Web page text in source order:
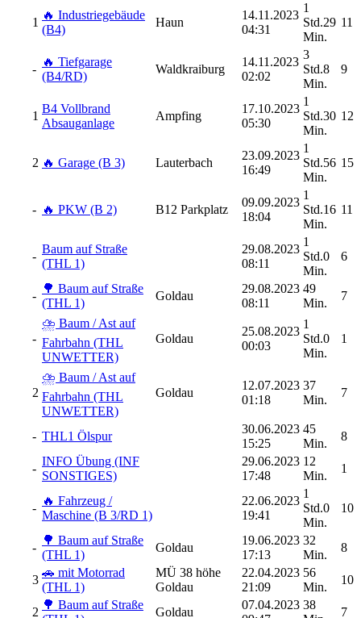
1
🔥 Industriegebäude
(B4)
Haun
14.11.2023
04:31
1
Std.29
Min.
11
-
🔥 Tiefgarage
(B4/RD)
Waldkraiburg
14.11.2023
02:02
3
Std.8
Min.
9
1
B4 Vollbrand
Absauganlage
Ampfing
17.10.2023
05:30
1
Std.30
Min.
12
2 🔥 Garage (B 3) Lauterbach
23.09.2023
16:49
1
Std.56
Min.
15
- 🔥 PKW (B 2) B12 Parkplatz
09.09.2023
18:04
1
Std.16
Min.
11
-
Baum auf Straße
(THL 1)
29.08.2023
08:11
1
Std.0
Min.
6
-
🌳 Baum auf Straße
(THL 1)
Goldau
29.08.2023
08:11
49
Min.
7
-
⛈️ Baum / Ast auf
Fahrbahn (THL
UNWETTER)
Goldau
25.08.2023
00:03
1
Std.0
Min.
1
2
⛈️ Baum / Ast auf
Fahrbahn (THL
UNWETTER)
Goldau
12.07.2023
01:18
37
Min.
7
- THL1 Ölspur
30.06.2023
15:25
45
Min.
8
-
INFO Übung (INF
SONSTIGES)
29.06.2023
17:48
12
Min.
1
-
🔥 Fahrzeug /
Maschine (B 3/RD 1)
22.06.2023
19:41
1
Std.0
Min.
10
-
🌳 Baum auf Straße
(THL 1)
Goldau
19.06.2023
17:13
32
Min.
8
3
🚗 mit Motorrad
(THL 1)
MÜ 38 höhe
Goldau
22.04.2023
21:09
56
Min.
10
2
🌳 Baum auf Straße
Goldau
07.04.2023 38
7